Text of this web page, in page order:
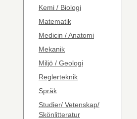
Kemi / Biologi
Matematik
Medicin / Anatomi
Mekanik
Miljö / Geologi
Reglerteknik
Språk
Studier/ Vetenskap/
Skönlitteratur